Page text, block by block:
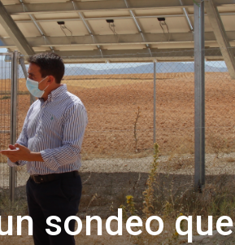
Almería
sondeo que